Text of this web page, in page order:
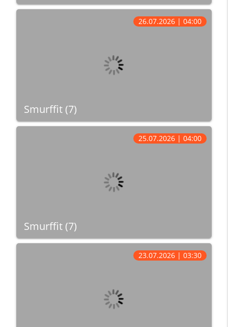
Smurffit (7)
26.07.2026 | 04:00
Smurffit (7)
25.07.2026 | 04:00
23.07.2026 | 03:30